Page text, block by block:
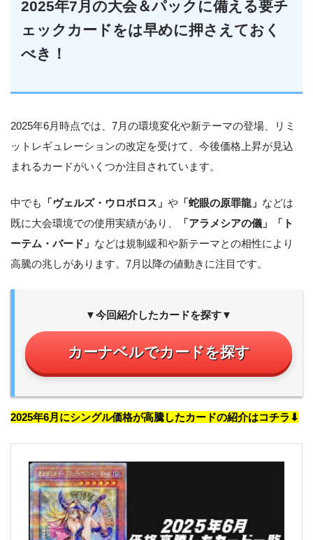
2025年7月の大会＆パックに備える要チ
ェックカードをは早めに押さえておく
べき！
2025年6月時点では、7月の環境変化や新テーマの登場、リミ
ットレギュレーションの改定を受けて、今後価格上昇が見込
まれるカードがいくつか注目されています。
中でも 「ヴェルズ・ウロボロス」 や 「蛇眼の原罪龍」 などは
既に大会環境での使用実績があり、
「アラメシアの儀」「ト
ーテム・バード」 などは規制緩和や新テーマとの相性により
高騰の兆しがあります。7月以降の値動きに注目です。
▼今回紹介したカードを探す▼
カーナベルでカードを探す
2025年6月にシングル価格が高騰したカードの紹介はコチラ⬇︎